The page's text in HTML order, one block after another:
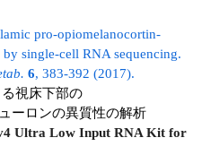
pro-opiomelanocortin-
single-cell RNA sequencing.
6, 383-392 (2017).
視床下部の
ーロンの異質性の解析
Ultra Low Input RNA Kit for